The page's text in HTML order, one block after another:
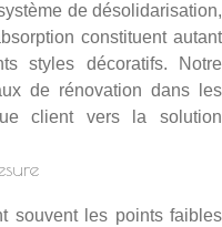
de désolidarisation,
constituent autant
styles décoratifs. Notre
de rénovation dans les
client vers la solution
souvent les points faibles